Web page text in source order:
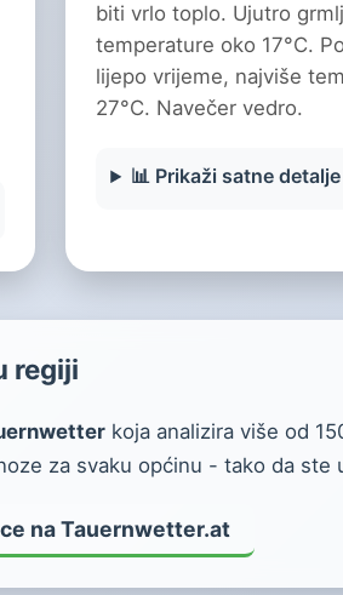
biti vrlo toplo. Ujutro
temperature oko 17°C.
lijepo vrijeme, najviše
27°C. Navečer vedro.
📊 Prikaži satne detalje
regiji
koja analizira više od
za svaku općinu - tako da ste
na Tauernwetter.at